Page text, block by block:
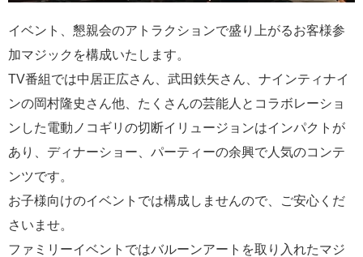
イベント、懇親会のアトラクションで盛り上がるお客様参
加マジックを構成いたします。
TV番組では中居正広さん、武田鉄矢さん、ナインティナイ
ンの岡村隆史さん他、たくさんの芸能人とコラボレーショ
ンした電動ノコギリの切断イリュージョンはインパクトが
あり、ディナーショー、パーティーの余興で人気のコンテ
ンツです。
お子様向けのイベントでは構成しませんので、ご安心くだ
さいませ。
ファミリーイベントではバルーンアートを取り入れたマジ